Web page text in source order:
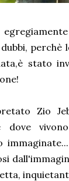
stato
Zio
dove
interpretata da